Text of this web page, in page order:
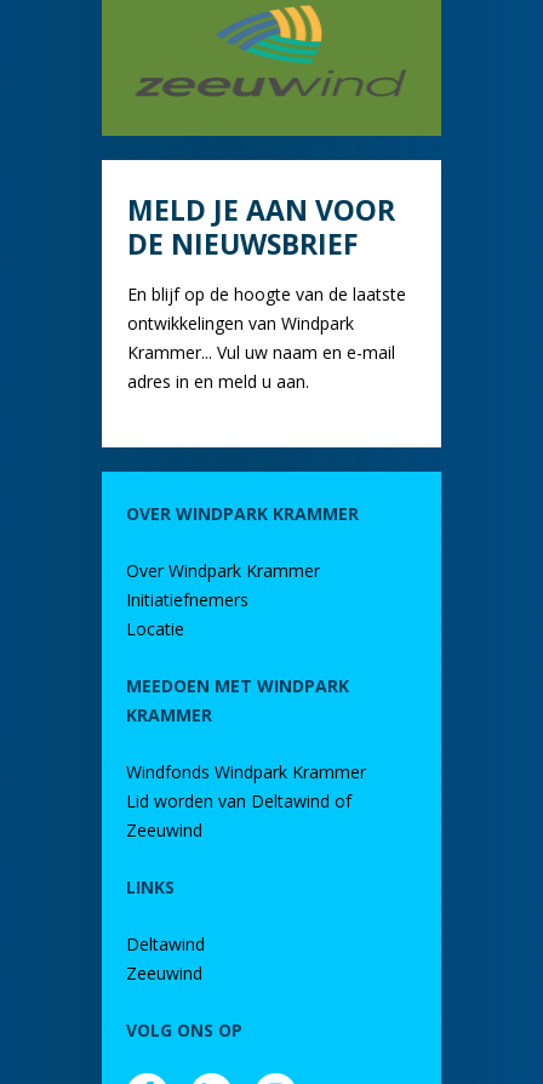
MELD JE AAN VOOR
DE NIEUWSBRIEF
En blijf op de hoogte van de laatste
ontwikkelingen van Windpark
Krammer... Vul uw naam en e-mail
adres in en meld u aan.
OVER WINDPARK KRAMMER
Over Windpark Krammer
Initiatiefnemers
Locatie
MEEDOEN MET WINDPARK
KRAMMER
Windfonds Windpark Krammer
Lid worden van Deltawind of
Zeeuwind
LINKS
Deltawind
Zeeuwind
VOLG ONS OP